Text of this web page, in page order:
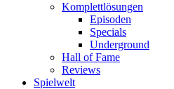
Komplettlösungen
Episoden
Specials
Underground
Hall of Fame
Reviews
Spielwelt